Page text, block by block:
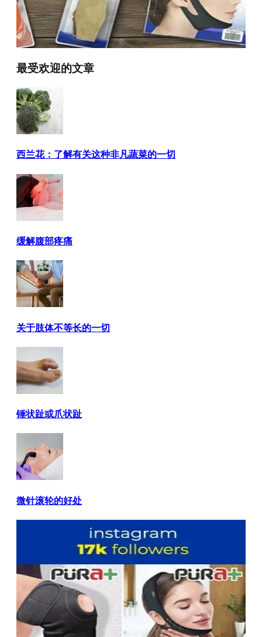
最受欢迎的文章
西兰花：了解有关这种非凡蔬菜的一切
缓解腹部疼痛
关于肢体不等长的一切
锤状趾或爪状趾
微针滚轮的好处